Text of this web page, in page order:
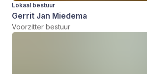
Lokaal bestuur
Gerrit Jan Miedema
Voorzitter bestuur